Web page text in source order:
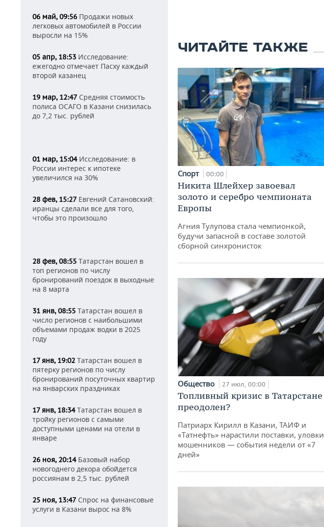
06 май, 09:56 Продажи новых
легковых автомобилей в России
выросли на 15%
05 апр, 18:53 Исследование:
ежегодно отмечает Пасху каждый
второй казанец
19 мар, 12:47 Средняя стоимость
полиса ОСАГО в Казани снизилась
до 7,2 тыс. рублей
01 мар, 15:04Исследование: в
России интерес к ипотеке
увеличился на 30%
28 фев, 15:27 Евгений Сатановский:
иранцы сделали все для того,
чтобы это произошло
28 фев, 08:55 Татарстан вошел в
топ регионов по числу
бронирований поездок в выходные
на 8 марта
31 янв, 08:55 Татарстан вошел в
число регионов с наибольшими
объемами продаж водки в 2025
году
17 янв, 19:02 Татарстан вошел в
пятерку регионов по числу
бронирований посуточных квартир
на январских праздниках
17 янв, 18:34Татарстан вошел в
тройку регионов с самыми
доступными ценами на отели в
январе
26 ноя, 20:14Базовый набор
новогоднего декора обойдется
россиянам в 2,5 тыс. рублей
25 ноя, 13:47 Спрос на финансовые
услуги в Казани вырос на 8%
ЧИТАЙТЕ ТАКЖЕ
Спорт 00:00
Никита Шлейхер завоевал
золото и серебро чемпионата
Европы
Агния Тулупова стала чемпионкой,
будучи запасной в составе золотой
сборной синхронисток
Общество 27 июл, 00:00
Топливный кризис в Татарстане
преодолен?
Патриарх Кирилл в Казани, ТАИФ и
«Татнефть» нарастили поставки, уловки
мошенников — события недели от «7
дней»